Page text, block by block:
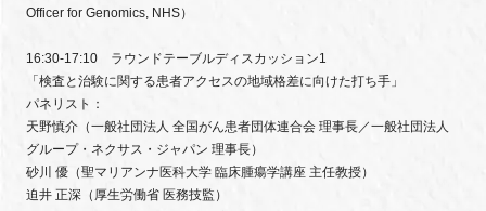
Officer for Genomics, NHS）
16:30-17:10 ラウンドテーブルディスカッション1
「検査と治験に関する患者アクセスの地域格差に向けた打ち手」
パネリスト：
天野慎介（一般社団法人 全国がん患者団体連合会 理事長／一般社団法人
グループ・ネクサス・ジャパン 理事長）
砂川 優（聖マリアンナ医科大学 臨床腫瘍学講座 主任教授）
迫井 正深（厚生労働省 医務技監）